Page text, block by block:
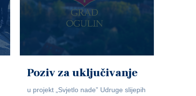
Poziv za uključivanje
u projekt „Svjetlo nade” Udruge slijepih